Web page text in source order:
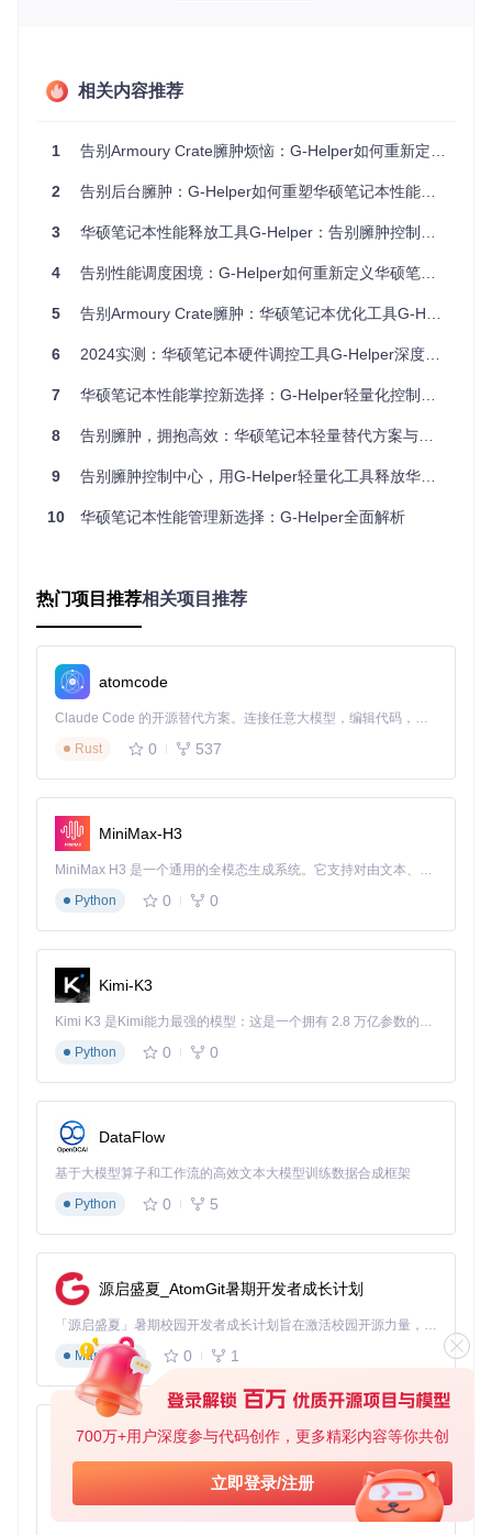
700万+用户深度参与代码创作，更多精彩内容等你共创
立即登录/注册
⚙️无后台服务设计：传统控制软件需要常驻后台的服务进程，
而G-Helper采用"即用即走"的设计模式，仅在用户需要调整设
时间控制在1秒以内，远低于同类工具的30秒以上。
硕笔记本的嵌入式控制器对话（USB通信模块：app/USB/Asu
转速时，传统软件需要经过多层系统调用，而G-Helper可以直
多场景解决方案：从办公到创作的全流程优化
商务差旅：一键切换续航模式
之间切换。传统控制软件复杂的设置界面让快速调整变得困
然需要连接投影仪时，又要花时间调整显示设置。
解决方案：G-Helper的性能模式切换功能（性能控制模块：
d"模式则在性能和续航间取得平衡，适合移动办公。
游戏娱乐：自定义散热曲线释放性能
场景：游戏玩家在运行3A大作时，需要笔记本发挥最大性能，
但又不希望风扇噪音影响体验。
：默认散热策略往往过于保守，导致CPU降频；手动调节
又缺乏精确控制手段。
解决方案
块：app/Fan/FanSensorControl.cs
音，超过75℃时全速运转，既保证了游戏性能，又控制了噪音
水平。
创意设计：显卡模式智能切换
而回到工作室进行渲染时又需要独显全力工作。
溃。
解决方案
pp/Gpu/GPUModeControl.cs
卡模式。接入电源时自动启用独显提升渲染速度，使用电池时
切换到集显延长续航，整个过程无需重启任何应用。
安全使用与社区支持
G-Helper的所有操作均基于华硕笔记本的官方硬件接口规范，
不会修改系统底层固件或驱动程序。不过，使用高级功能如C
全范围的参数。
项目的开发完全透明，所有源代码均开源可查。如果在使用过
程中遇到问题，可以通过项目的Issue系统提交反馈，开发者
通常会在24小时内响应。社区还提供了丰富的使用教程和配置
方案，新用户可以快速找到适合自己机型的优化设置。
要开始使用这款高效的硬件控制工具，只需执行以下步骤：
相关内容推荐
1 告别Armoury Crate臃肿烦恼：G-Helper如何重新定义华硕笔记本控制体验
2 告别后台臃肿：G-Helper如何重塑华硕笔记本性能控制体验
3 华硕笔记本性能释放工具G-Helper：告别臃肿控制中心，三步打造专属硬件调控系统
4 告别性能调度困境：G-Helper如何重新定义华硕笔记本控制体验
5 告别Armoury Crate臃肿：华硕笔记本优化工具G-Helper轻量解决方案
6 2024实测：华硕笔记本硬件调控工具G-Helper深度优化指南
7 华硕笔记本性能掌控新选择：G-Helper轻量化控制工具深度评测
8 告别臃肿，拥抱高效：华硕笔记本轻量替代方案与性能调校指南
9 告别臃肿控制中心，用G-Helper轻量化工具释放华硕笔记本全部性能
10 华硕笔记本性能管理新选择：G-Helper全面解析
热门项目推荐相关项目推荐
atomcode
Claude Code 的开源替代方案。连接任意大模型，编辑代码，运行命令，自动验证 — 全自动执行。用 Rust 构建，极致性能。 ｜ An open-source alternative to Claude Code. Connect any LLM, edit code, run commands, and verify changes — autonomously. Built in Rust for speed. Get Started
Rust
0 537
MiniMax-H3
MiniMax H3 是一个通用的全模态生成系统。它支持对由文本、图像、视频和音频组成的多模态上下文进行统一理解，并能生成分辨率高达 2K、时长可达 15 秒的带原生立体声音频的视频。得益于面向任务泛化的系统设计，H3 在预训练阶段就已具备广泛的多模态上下文理解与生成能力，能够出色地执行复杂的多模态指令。
Python
0 0
Kimi-K3
Kimi K3 是Kimi能力最强的模型：这是一个拥有 2.8 万亿参数的混合专家（MoE）模型，具备原生视觉理解能力，并支持 100 万 token 的上下文窗口。
Python
0 0
DataFlow
基于大模型算子和工作流的高效文本大模型训练数据合成框架
Python
0 5
源启盛夏_AtomGit暑期开发者成长计划
「源启盛夏」暑期校园开发者成长计划旨在激活校园开源力量，通过积分激励、认证扶持、资源倾斜等形式，引导高校组织和开发者完成「入驻 — 建项目 — 做贡献 — 获认证 — 得资源」的完整闭环。无论你是想带领社团入驻平台的组织者，还是希望用代码贡献证明自己的开发者，都能在这里找到属于你的成长路径。
Markdown
0 1
py-xiaozhi
基于Python的Xiaozhi AI，适用于想要完整Xiaozhi体验而无需拥有专用硬件的用户。
Python
0 1